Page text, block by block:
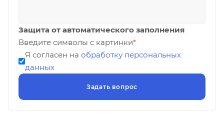
Защита от автоматического заполнения
Введите символы с картинки*
Я согласен на обработку персональных
данных